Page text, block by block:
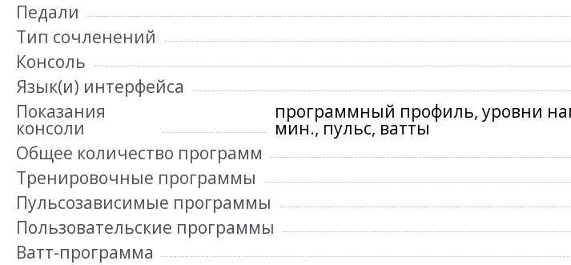
Педали
Тип сочленений
Консоль
Язык(и) интерфейса
Показания
консоли
программный профиль, уровни
мин., пульс, ватты
Общее количество программ
Тренировочные программы
Пульсозависимые программы
Пользовательские программы
Ватт-программа